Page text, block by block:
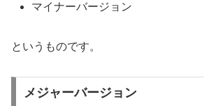
マイナーバージョン
というものです。
メジャーバージョン